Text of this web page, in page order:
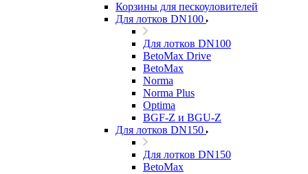
Корзины для пескоуловителей
Для лотков DN100
Для лотков DN100
BetoMax Drive
BetoMax
Norma
Norma Plus
Optima
BGF-Z и BGU-Z
Для лотков DN150
Для лотков DN150
BetoMax